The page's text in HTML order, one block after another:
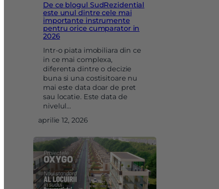
De ce blogul SudRezidential
este unul dintre cele mai
importante instrumente
pentru orice cumparator in
2026
Intr-o piata imobiliara din ce
in ce mai complexa,
diferenta dintre o decizie
buna si una costisitoare nu
mai este data doar de pret
sau locatie. Este data de
nivelul…
aprilie 12, 2026